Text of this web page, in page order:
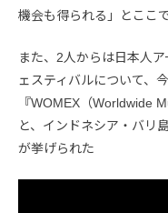
機会も得られる」とここ
また、2人からは日本人
ェスティバルについて、
『WOMEX（Worldwide
と、インドネシア・バリ
が挙げられた